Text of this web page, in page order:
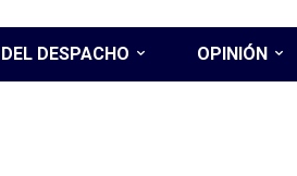
DESPACHO OPINIÓN